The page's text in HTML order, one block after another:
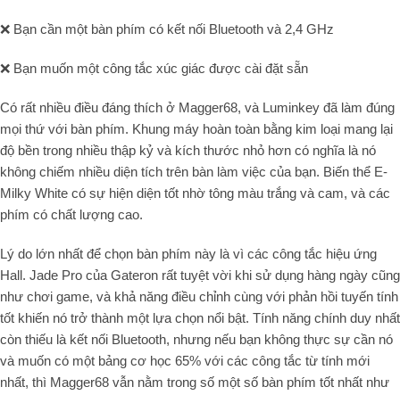
❌ Bạn cần một bàn phím có kết nối Bluetooth và 2,4 GHz
❌ Bạn muốn một công tắc xúc giác được cài đặt sẵn
Có rất nhiều điều đáng thích ở Magger68, và Luminkey đã làm đúng
mọi thứ với bàn phím. Khung máy hoàn toàn bằng kim loại mang lại
độ bền trong nhiều thập kỷ và kích thước nhỏ hơn có nghĩa là nó
không chiếm nhiều diện tích trên bàn làm việc của bạn. Biến thể E-
Milky White có sự hiện diện tốt nhờ tông màu trắng và cam, và các
phím có chất lượng cao.
Lý do lớn nhất để chọn bàn phím này là vì các công tắc hiệu ứng
Hall. Jade Pro của Gateron rất tuyệt vời khi sử dụng hàng ngày cũng
như chơi game, và khả năng điều chỉnh cùng với phản hồi tuyến tính
tốt khiến nó trở thành một lựa chọn nổi bật. Tính năng chính duy nhất
còn thiếu là kết nối Bluetooth, nhưng nếu bạn không thực sự cần nó
và muốn có một bảng cơ học 65% với các công tắc từ tính mới
nhất, thì Magger68 vẫn nằm trong số một số bàn phím tốt nhất như